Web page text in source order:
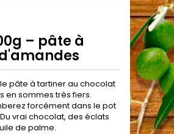
– pâte à
pâte à tartiner au chocolat
en sommes très fiers.
forcément dans le pot
vrai chocolat, des éclats
de palme.